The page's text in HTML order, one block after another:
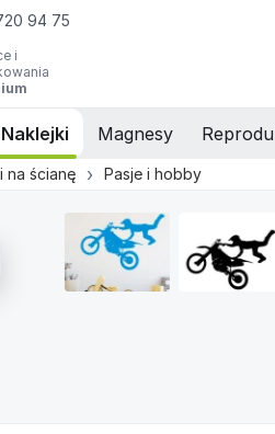
94 75
i
Naklejki Magnesy
na ścianę Pasje i hobby